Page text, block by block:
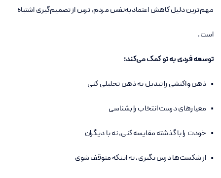
مهم‌ترین دلیل کاهش اعتمادبه‌نفس مردم، ترس از تصمیم‌گیری اشتباه
است.
توسعه فردی به تو کمک می‌کند:
• ذهن واکنشی را تبدیل به ذهن تحلیلی کنی
• معیارهای درست انتخاب را بشناسی
• خودت را با گذشته مقایسه کنی، نه با دیگران
• از شکست‌ها درس بگیری، نه اینکه متوقف شوی